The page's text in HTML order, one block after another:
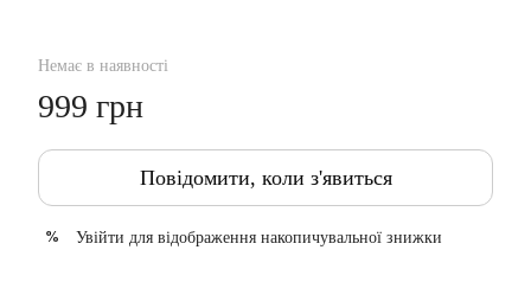
Немає в наявності
999 грн
Повідомити, коли з'явиться
% Увійти для відображення накопичувальної знижки